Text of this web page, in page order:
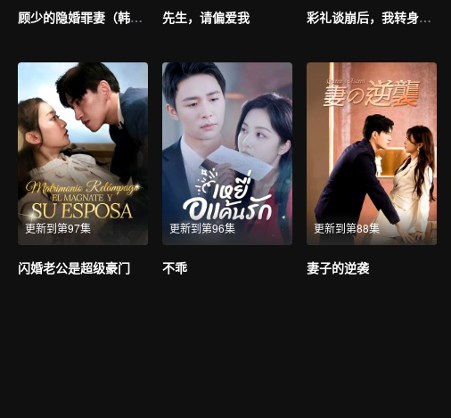
顾少的隐婚罪妻（韩语版） 先生，请偏爱我 彩礼谈崩后，我转身和千亿首富领证（韩语版）
更新到第97集
闪婚老公是超级豪门
更新到第96集
不乖
更新到第88集
妻子的逆袭